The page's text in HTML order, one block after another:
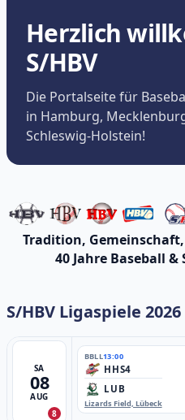
Herzlich
S/HBV
Die Portalseite für
in Hamburg,
Schleswig-Holstein!
Tradition,
40 Jahre Baseball
S/HBV Ligaspiele 2026
SA
08
AUG
8
BBLL13:00
HHS4
LUB
Lizards Field, Lübeck